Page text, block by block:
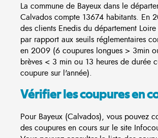
La commune de Bayeux dans le
Calvados compte 13674 habitants. En
des clients Enedis du département
par rapport aux seuils réglementaires
en 2009 (6 coupures longues > 3min
brèves < 3 min ou 13 heures de durée
coupure sur l'année).
Vérifier les coupures en
Pour Bayeux (Calvados), vous pouvez
des coupures en cours sur le site